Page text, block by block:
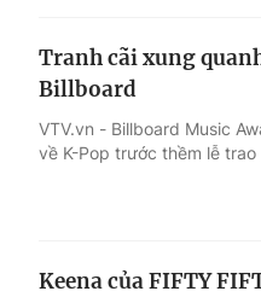
Điện ảnh
Tranh cãi xung
Billboard
VTV.vn - Billboard Music
về K-Pop trước thềm lễ trao
Keena của FIFTY